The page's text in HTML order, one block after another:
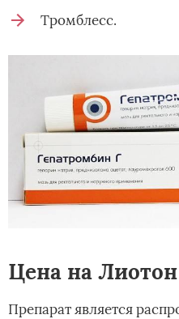
Тромблесс.
Цена на
Препарат является